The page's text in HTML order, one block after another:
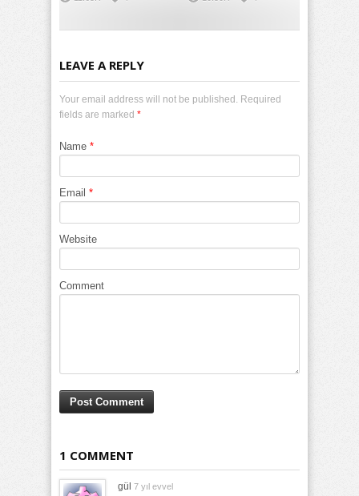
LEAVE A REPLY
Your email address will not be published. Required
fields are marked *
Name *
Email *
Website
Comment
1 COMMENT
gül 7 yıl evvel